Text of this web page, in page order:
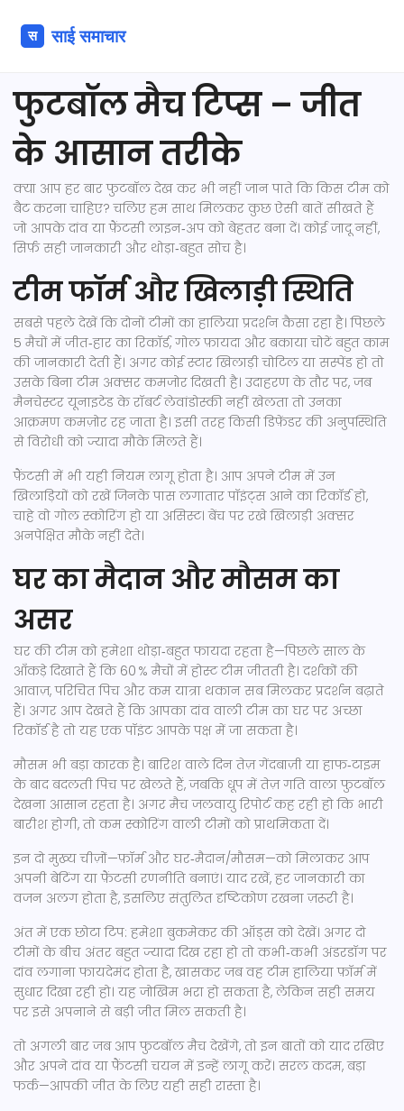
फुटबॉल मैच टिप्स – जीत
के आसान तरीके
क्या आप हर बार फुटबॉल देख कर भी नहीं जान पाते कि किस टीम को
बैट करना चाहिए? चलिए हम साथ मिलकर कुछ ऐसी बातें सीखते हैं
जो आपके दांव या फ़ैंटसी लाइन‑अप को बेहतर बना दें। कोई जादू नहीं,
सिर्फ़ सही जानकारी और थोड़ा‑बहुत सोच है।
टीम फॉर्म और खिलाड़ी स्थिति
सबसे पहले देखें कि दोनों टीमों का हालिया प्रदर्शन कैसा रहा है। पिछले
5 मैचों में जीत‑हार का रिकॉर्ड, गोल फ़ायदा और बकाया चोटें बहुत काम
की जानकारी देती हैं। अगर कोई स्टार खिलाड़ी चोटिल या सस्पेंड हो तो
उसके बिना टीम अक्सर कमजोर दिखती है। उदाहरण के तौर पर, जब
मैनचेस्टर यूनाइटेड के रॉबर्ट लेवांडोस्की नहीं खेलता तो उनका
आक्रमण कमज़ोर रह जाता है। इसी तरह किसी डिफ़ेंडर की अनुपस्थिति
से विरोधी को ज्यादा मौके मिलते हैं।
फ़ैंटसी में भी यही नियम लागू होता है। आप अपने टीम में उन
खिलाड़ियों को रखें जिनके पास लगातार पॉइंट्स आने का रिकॉर्ड हो,
चाहे वो गोल स्कोरिंग हो या असिस्ट। बेंच पर रखे खिलाड़ी अक्सर
अनपेक्षित मौके नहीं देते।
घर का मैदान और मौसम का
असर
घर की टीम को हमेशा थोड़ा‑बहुत फायदा रहता है—पिछले साल के
आँकड़े दिखाते हैं कि 60 % मैचों में होस्ट टीम जीतती है। दर्शकों की
आवाज़, परिचित पिच और कम यात्रा थकान सब मिलकर प्रदर्शन बढ़ाते
हैं। अगर आप देखते हैं कि आपका दांव वाली टीम का घर पर अच्छा
रिकॉर्ड है तो यह एक पॉइंट आपके पक्ष में जा सकता है।
मौसम भी बड़ा कारक है। बारिश वाले दिन तेज़ गेंदबाज़ी या हाफ‑टाइम
के बाद बदलती पिच पर खेलते हैं, जबकि धूप में तेज़ गति वाला फुटबॉल
देखना आसान रहता है। अगर मैच जलवायु रिपोर्ट कह रही हो कि भारी
बारीश होगी, तो कम स्कोरिंग वाली टीमों को प्राथमिकता दें।
इन दो मुख्य चीज़ों—फ़ॉर्म और घर‑मैदान/मौसम—को मिलाकर आप
अपनी बेटिंग या फ़ैंटसी रणनीति बनाएं। याद रखें, हर जानकारी का
वजन अलग होता है, इसलिए संतुलित दृष्टिकोण रखना ज़रूरी है।
अंत में एक छोटा टिप: हमेशा बुकमेकर की ऑड्स को देखें। अगर दो
टीमों के बीच अंतर बहुत ज्यादा दिख रहा हो तो कभी‑कभी अंडरडॉग पर
दांव लगाना फायदेमंद होता है, खासकर जब वह टीम हालिया फ़ॉर्म में
सुधार दिखा रही हो। यह जोखिम भरा हो सकता है, लेकिन सही समय
पर इसे अपनाने से बड़ी जीत मिल सकती है।
तो अगली बार जब आप फुटबॉल मैच देखेंगे, तो इन बातों को याद रखिए
और अपने दांव या फ़ैंटसी चयन में इन्हें लागू करें। सरल कदम, बड़ा
फर्क—आपकी जीत के लिए यही सही रास्ता है।